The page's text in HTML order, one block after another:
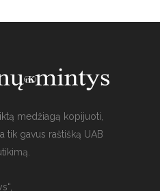
medžiagą kopijuoti,
tik gavus raštišką UAB